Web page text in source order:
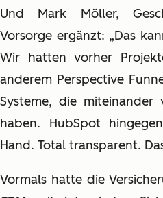
Und Mark Möller,
Vorsorge ergänzt: „Das
Wir hatten vorher
anderem Perspective
Systeme, die
haben. HubSpot
Hand. Total transparent.
Vormals hatte die